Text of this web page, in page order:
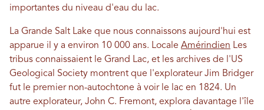
importantes du niveau d'eau du lac.
La Grande Salt Lake que nous connaissons aujourd'hui est
apparue il y a environ 10 000 ans. Locale Amérindien Les
tribus connaissaient le Grand Lac, et les archives de l'US
Geological Society montrent que l'explorateur Jim Bridger
fut le premier non-autochtone à voir le lac en 1824. Un
autre explorateur, John C. Fremont, explora davantage l'île